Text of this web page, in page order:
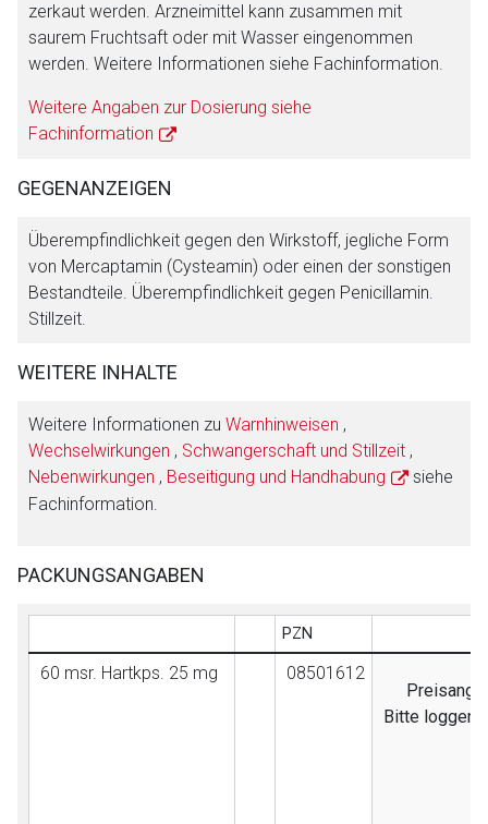
zerkaut werden. Arzneimittel kann zusammen mit
saurem Fruchtsaft oder mit Wasser eingenommen
werden. Weitere Informationen siehe Fachinformation.
Weitere Angaben zur Dosierung siehe
Fachinformation
GEGENANZEIGEN
Überempfindlichkeit gegen den Wirkstoff, jegliche Form
von Mercaptamin (Cysteamin) oder einen der sonstigen
Bestandteile. Überempfindlichkeit gegen Penicillamin.
Stillzeit.
WEITERE INHALTE
Weitere Informationen zu Warnhinweisen ,
Wechselwirkungen , Schwangerschaft und Stillzeit ,
Nebenwirkungen , Beseitigung und Handhabung
siehe
Fachinformation.
PACKUNGSANGABEN
PZN
60 msr. Hartkps. 25 mg
08501612
Bitte loggen